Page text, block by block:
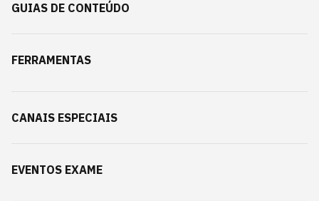
GUIAS DE CONTEÚDO
FERRAMENTAS
CANAIS ESPECIAIS
EVENTOS EXAME